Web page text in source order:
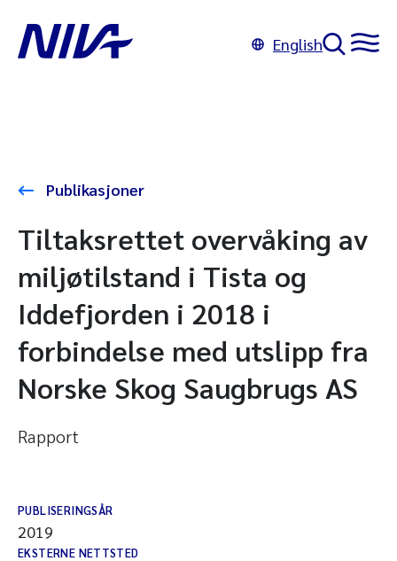
English
Publikasjoner
Tiltaksrettet overvåking av
miljøtilstand i Tista og
Iddefjorden i 2018 i
forbindelse med utslipp fra
Norske Skog Saugbrugs AS
Rapport
PUBLISERINGSÅR
2019
EKSTERNE NETTSTED